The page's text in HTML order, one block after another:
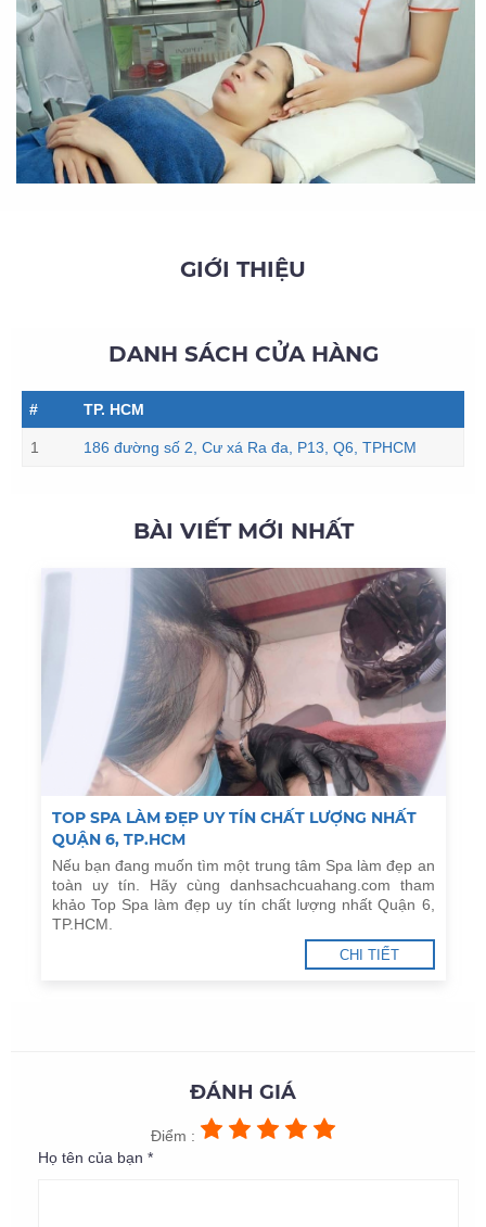
GIỚI THIỆU
DANH SÁCH CỬA HÀNG
# TP. HCM
1 186 đường số 2, Cư xá Ra đa, P13, Q6, TPHCM
BÀI VIẾT MỚI NHẤT
TOP SPA LÀM ĐẸP UY TÍN CHẤT LƯỢNG NHẤT
QUẬN 6, TP.HCM
Nếu bạn đang muốn tìm một trung tâm Spa làm đẹp an
toàn uy tín. Hãy cùng danhsachcuahang.com tham
khảo Top Spa làm đẹp uy tín chất lượng nhất Quận 6,
TP.HCM.
CHI TIẾT
ĐÁNH GIÁ
Điểm :
Họ tên của bạn *